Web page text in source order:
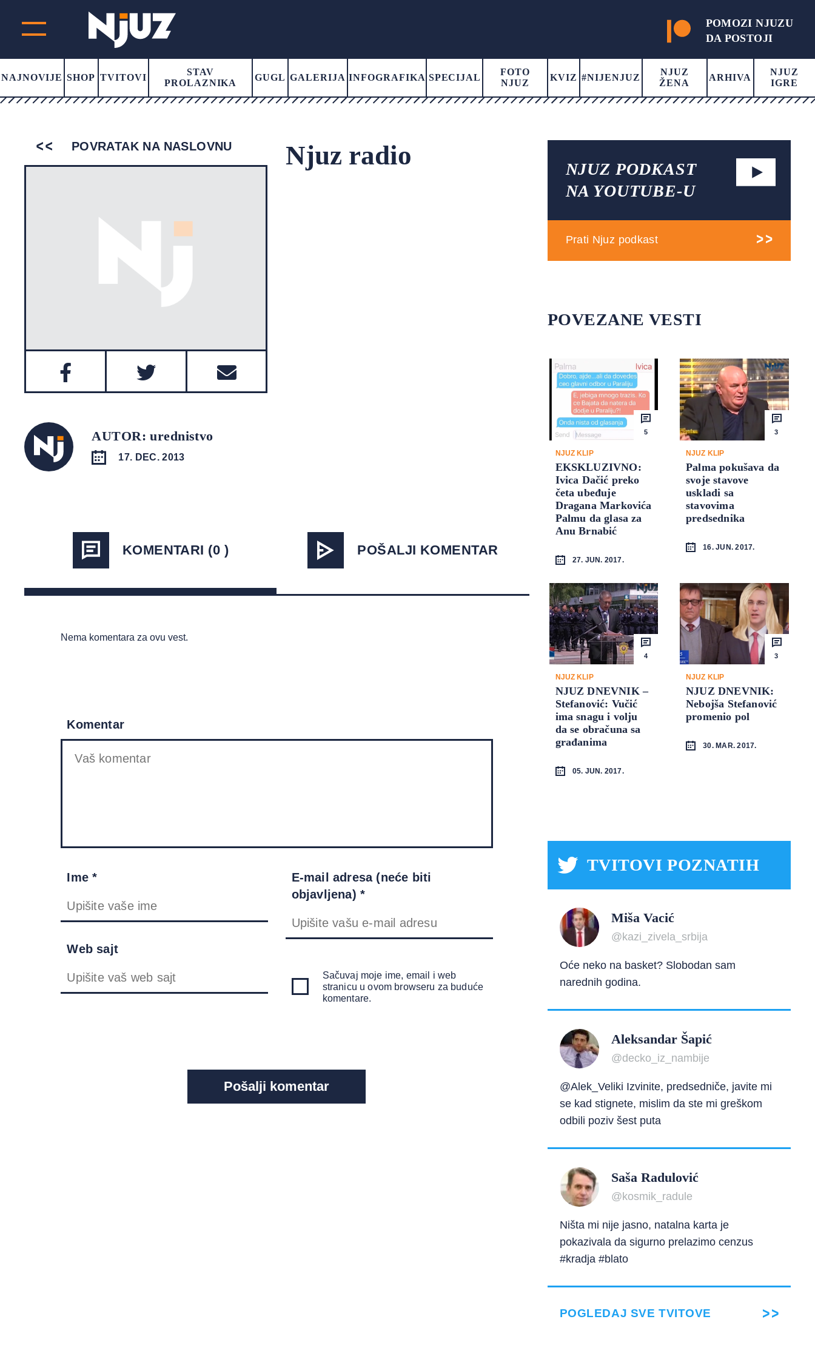
POMOZI NJUZU
DA POSTOJI
NAJNOVIJE SHOP TVITOVI
STAV
PROLAZNIKA
GUGL GALERIJA INFOGRAFIKA SPECIJAL
FOTO
NJUZ
KVIZ #NIJENJUZ
NJUZ
ŽENA
ARHIVA
NJUZ
IGRE
POVRATAK NA NASLOVNU
AUTOR: urednistvo
17. DEC. 2013
Njuz radio
KOMENTARI (0 ) POŠALJI KOMENTAR
Nema komentara za ovu vest.
Komentar
Ime *
E-mail adresa (neće biti
objavljena) *
Web sajt
Sačuvaj moje ime, email i web
stranicu u ovom browseru za buduće
komentare.
NJUZ PODKAST
NA YOUTUBE-U
Prati Njuz podkast
POVEZANE VESTI
5
NJUZ KLIP
EKSKLUZIVNO:
Ivica Dačić preko
četa ubeđuje
Dragana Markovića
Palmu da glasa za
Anu Brnabić
27. JUN. 2017.
3
NJUZ KLIP
Palma pokušava da
svoje stavove
uskladi sa
stavovima
predsednika
16. JUN. 2017.
4
NJUZ KLIP
NJUZ DNEVNIK –
Stefanović: Vučić
ima snagu i volju
da se obračuna sa
građanima
05. JUN. 2017.
3
NJUZ KLIP
NJUZ DNEVNIK:
Nebojša Stefanović
promenio pol
30. MAR. 2017.
TVITOVI POZNATIH
Miša Vacić
@kazi_zivela_srbija
Oće neko na basket? Slobodan sam
narednih godina.
Aleksandar Šapić
@decko_iz_nambije
@Alek_Veliki Izvinite, predsedniče, javite mi
se kad stignete, mislim da ste mi greškom
odbili poziv šest puta
Saša Radulović
@kosmik_radule
Ništa mi nije jasno, natalna karta je
pokazivala da sigurno prelazimo cenzus
#kradja #blato
POGLEDAJ SVE TVITOVE